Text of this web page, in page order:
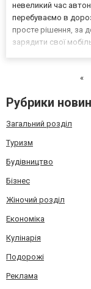
невеликий час
перебуваємо в
просте рішення, за
зарядити свої
«
Рубрики новин
Загальний розділ
Туризм
Будівництво
Бізнес
Жіночий розділ
Економіка
Кулінарія
Подорожі
Реклама